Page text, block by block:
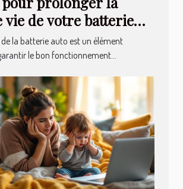
vie de votre batterie
la batterie auto est un élément
le bon fonctionnement...